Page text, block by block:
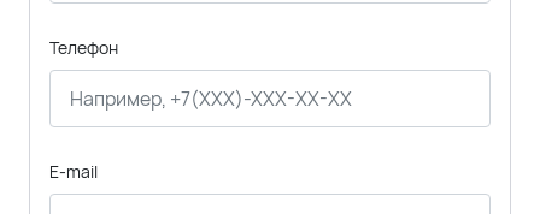
Телефон
E-mail